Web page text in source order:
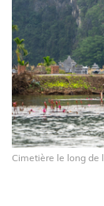
Cimetière le long de